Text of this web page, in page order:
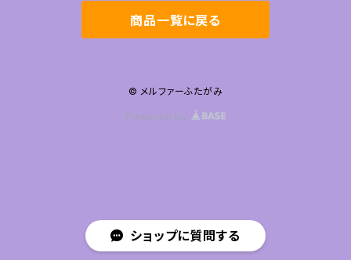
ショップに質問する
商品一覧に戻る
© メルファーふたがみ
Powered by